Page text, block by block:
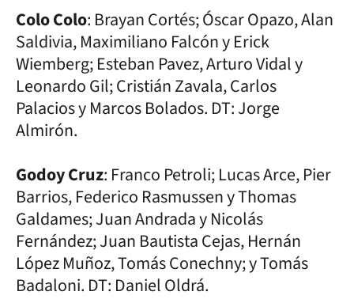
Colo Colo: Brayan Cortés; Óscar Opazo, Alan
Saldivia, Maximiliano Falcón y Erick
Wiemberg; Esteban Pavez, Arturo Vidal y
Leonardo Gil; Cristián Zavala, Carlos
Palacios y Marcos Bolados. DT: Jorge
Almirón.
Godoy Cruz: Franco Petroli; Lucas Arce, Pier
Barrios, Federico Rasmussen y Thomas
Galdames; Juan Andrada y Nicolás
Fernández; Juan Bautista Cejas, Hernán
López Muñoz, Tomás Conechny; y Tomás
Badaloni. DT: Daniel Oldrá.